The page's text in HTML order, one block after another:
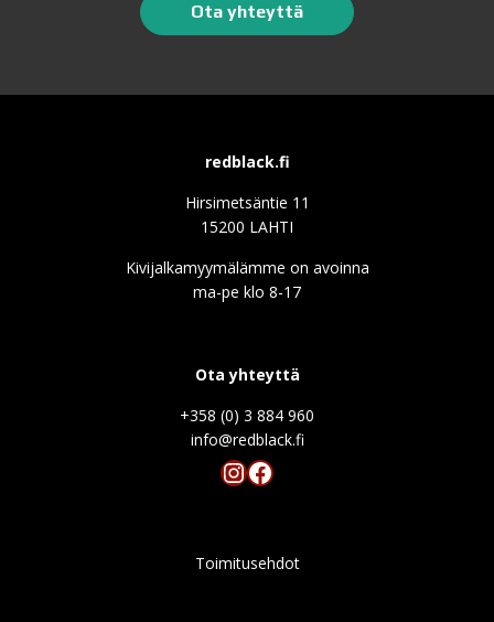
Ota yhteyttä
redblack.fi
Hirsimetsäntie 11
15200 LAHTI
Kivijalkamyymälämme on avoinna
ma-pe klo 8-17
Ota yhteyttä
+358 (0) 3 884 960
info@redblack.f
Instagram
Facebook
Toimitusehdot